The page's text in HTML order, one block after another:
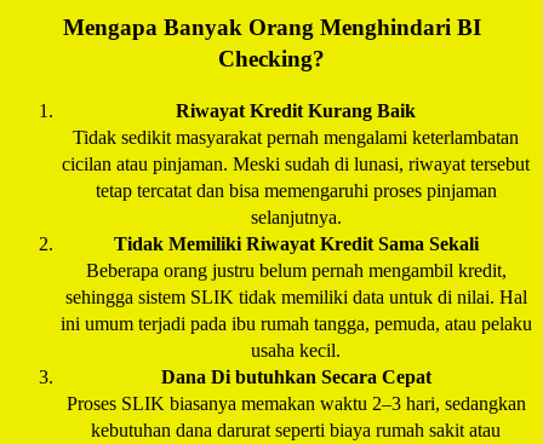
Mengapa Banyak Orang Menghindari BI
Checking?
Riwayat Kredit Kurang Baik
Tidak sedikit masyarakat pernah mengalami keterlambatan
cicilan atau pinjaman. Meski sudah di lunasi, riwayat tersebut
tetap tercatat dan bisa memengaruhi proses pinjaman
selanjutnya.
Tidak Memiliki Riwayat Kredit Sama Sekali
Beberapa orang justru belum pernah mengambil kredit,
sehingga sistem SLIK tidak memiliki data untuk di nilai. Hal
ini umum terjadi pada ibu rumah tangga, pemuda, atau pelaku
usaha kecil.
Dana Di butuhkan Secara Cepat
Proses SLIK biasanya memakan waktu 2–3 hari, sedangkan
kebutuhan dana darurat seperti biaya rumah sakit atau